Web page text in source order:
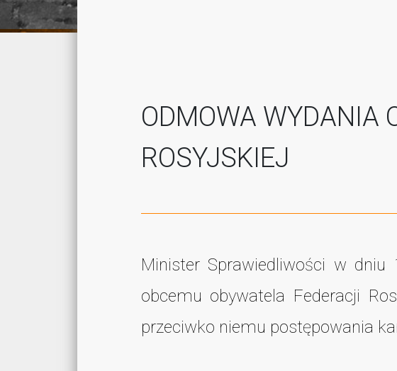
ODMOWA WYDANIA
ROSYJSKIEJ
Minister Sprawiedliwości w
obcemu obywatela Federacji
przeciwko niemu postępowania